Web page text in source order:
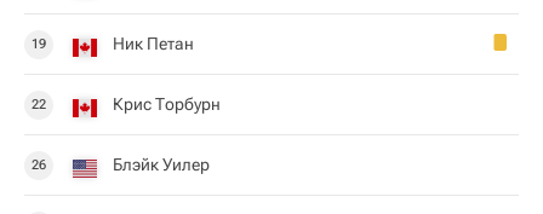
19 Ник Петан
22 Крис Торбурн
26 Блэйк Уилер